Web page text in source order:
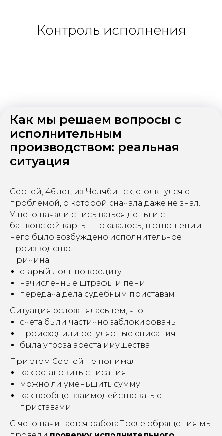
Контроль исполнения
Как мы решаем вопросы с
исполнительным
производством: реальная
ситуация
Сергей, 46 лет, из Челябинск, столкнулся с
проблемой, о которой сначала даже не знал.
У него начали списываться деньги с
банковской карты — оказалось, в отношении
него было возбуждено исполнительное
производство.
Причина:
старый долг по кредиту
начисленные штрафы и пени
передача дела судебным приставам
Ситуация осложнялась тем, что:
счета были частично заблокированы
происходили регулярные списания
была угроза ареста имущества
При этом Сергей не понимал:
как остановить списания
можно ли уменьшить сумму
как вообще взаимодействовать с
приставами
С чего начинается работаПосле обращения мы